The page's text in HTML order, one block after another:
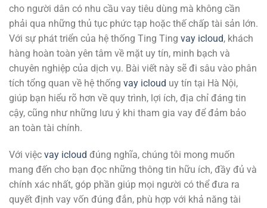
cho người dân có nhu cầu vay tiêu dùng mà không cần
phải qua những thủ tục phức tạp hoặc thế chấp tài sản lớn.
Với sự phát triển của hệ thống Ting Ting vay icloud, khách
hàng hoàn toàn yên tâm về mặt uy tín, minh bạch và
chuyên nghiệp của dịch vụ. Bài viết này sẽ đi sâu vào phân
tích tổng quan về hệ thống vay icloud uy tín tại Hà Nội,
giúp bạn hiểu rõ hơn về quy trình, lợi ích, địa chỉ đáng tin
cậy, cũng như những lưu ý khi tham gia vay để đảm bảo
an toàn tài chính.
Với việc vay icloud đúng nghĩa, chúng tôi mong muốn
mang đến cho bạn đọc những thông tin hữu ích, đầy đủ và
chính xác nhất, góp phần giúp mọi người có thể đưa ra
quyết định vay vốn đúng đắn, phù hợp với khả năng tài